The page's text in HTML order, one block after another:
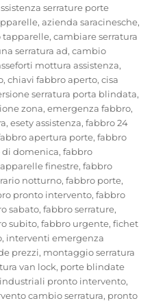
serrature porte
,azienda saracinesche,
tapparelle,cambiare serratura
serratura ad,cambio
mottura assistenza,
,chiavi fabbro aperto,cisa
serratura porta blindata,
zona,emergenza fabbro,
,esety assistenza,fabbro 24
apertura porte,fabbro
di domenica,fabbro
finestre,fabbro
notturno,fabbro porte,
pronto intervento,fabbro
sabato,fabbro serrature,
subito,fabbro urgente,fichet
, interventi emergenza
prezzi, montaggio serratura
van lock, porte blindate
pronto intervento,
cambio serratura, pronto